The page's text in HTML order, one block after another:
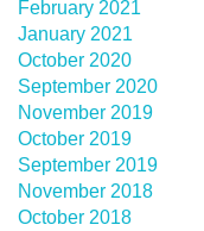
February 2021
January 2021
October 2020
September 2020
November 2019
October 2019
September 2019
November 2018
October 2018